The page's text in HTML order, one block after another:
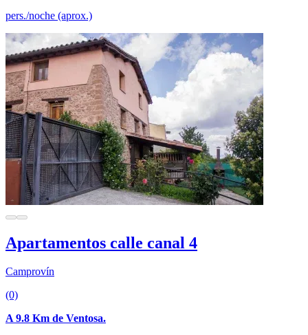
pers./noche (aprox.)
Apartamentos calle canal 4
Camprovín
(0)
A 9.8 Km de Ventosa.